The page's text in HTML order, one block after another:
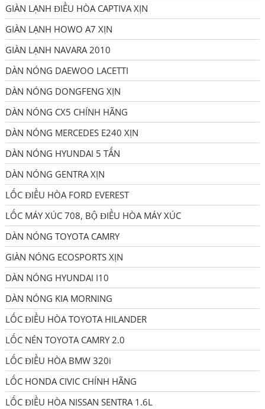
GIÀN LẠNH ĐIỀU HÒA CAPTIVA XỊN
GIÀN LẠNH HOWO A7 XỊN
GIÀN LẠNH NAVARA 2010
DÀN NÓNG DAEWOO LACETTI
DÀN NÓNG DONGFENG XỊN
DÀN NÓNG CX5 CHÍNH HÃNG
DÀN NÓNG MERCEDES E240 XỊN
DÀN NÓNG HYUNDAI 5 TẤN
DÀN NÓNG GENTRA XỊN
LỐC ĐIỀU HÒA FORD EVEREST
LỐC MÁY XÚC 708, BỘ ĐIỀU HÒA MÁY XÚC
DÀN NÓNG TOYOTA CAMRY
GIÀN NÓNG ECOSPORTS XỊN
DÀN NÓNG HYUNDAI I10
DÀN NÓNG KIA MORNING
LỐC ĐIỀU HÒA TOYOTA HILANDER
LỐC NÉN TOYOTA CAMRY 2.0
LỐC ĐIỀU HÒA BMW 320i
LỐC HONDA CIVIC CHÍNH HÃNG
LỐC ĐIỀU HÒA NISSAN SENTRA 1.6L